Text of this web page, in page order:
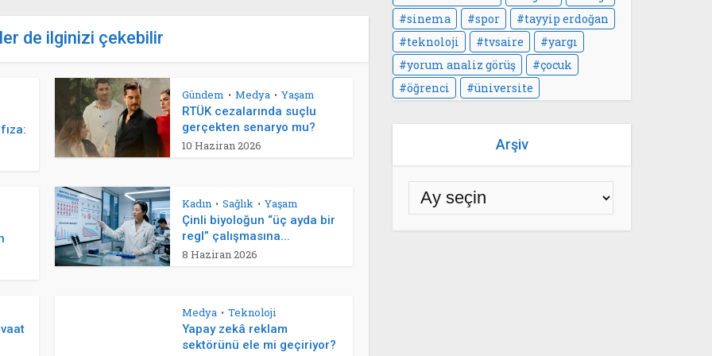
de ilginizi çekebilir
Gündem • Medya • Yaşam
RTÜK cezalarında suçlu
gerçekten senaryo mu?
10 Haziran 2026
Kadın • Sağlık • Yaşam
Çinli biyoloğun “üç ayda bir
regl” çalışmasına...
8 Haziran 2026
Medya • Teknoloji
Yapay zekâ reklam
sektörünü ele mi geçiriyor?
sinema
spor
tayyip erdoğan
teknoloji
tvsaire
yargı
yorum analiz görüş
çocuk
öğrenci
üniversite
Arşiv